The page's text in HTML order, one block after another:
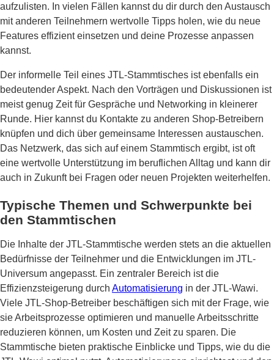
aufzulisten. In vielen Fällen kannst du dir durch den Austausch
mit anderen Teilnehmern wertvolle Tipps holen, wie du neue
Features effizient einsetzen und deine Prozesse anpassen
kannst.
Der informelle Teil eines JTL-Stammtisches ist ebenfalls ein
bedeutender Aspekt. Nach den Vorträgen und Diskussionen ist
meist genug Zeit für Gespräche und Networking in kleinerer
Runde. Hier kannst du Kontakte zu anderen Shop-Betreibern
knüpfen und dich über gemeinsame Interessen austauschen.
Das Netzwerk, das sich auf einem Stammtisch ergibt, ist oft
eine wertvolle Unterstützung im beruflichen Alltag und kann dir
auch in Zukunft bei Fragen oder neuen Projekten weiterhelfen.
Typische Themen und Schwerpunkte bei
den Stammtischen
Die Inhalte der JTL-Stammtische werden stets an die aktuellen
Bedürfnisse der Teilnehmer und die Entwicklungen im JTL-
Universum angepasst. Ein zentraler Bereich ist die
Effizienzsteigerung durch Automatisierung in der JTL-Wawi.
Viele JTL-Shop-Betreiber beschäftigen sich mit der Frage, wie
sie Arbeitsprozesse optimieren und manuelle Arbeitsschritte
reduzieren können, um Kosten und Zeit zu sparen. Die
Stammtische bieten praktische Einblicke und Tipps, wie du die